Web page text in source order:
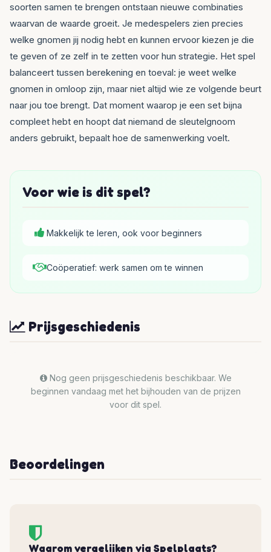
soorten samen te brengen ontstaan nieuwe combinaties
waarvan de waarde groeit. Je medespelers zien precies
welke gnomen jij nodig hebt en kunnen ervoor kiezen je die
te geven of ze zelf in te zetten voor hun strategie. Het spel
balanceert tussen berekening en toeval: je weet welke
gnomen in omloop zijn, maar niet altijd wie ze volgende beurt
naar jou toe brengt. Dat moment waarop je een set bijna
compleet hebt en hoopt dat niemand de sleutelgnoom
anders gebruikt, bepaalt hoe de samenwerking voelt.
Voor wie is dit spel?
Makkelijk te leren, ook voor beginners
Coöperatief: werk samen om te winnen
Prijsgeschiedenis
Nog geen prijsgeschiedenis beschikbaar. We
beginnen vandaag met het bijhouden van de prijzen
voor dit spel.
Beoordelingen
Waarom vergelijken via Spelplaats?